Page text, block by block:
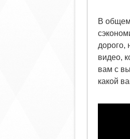
В
дорого,
видео,
вам с
какой